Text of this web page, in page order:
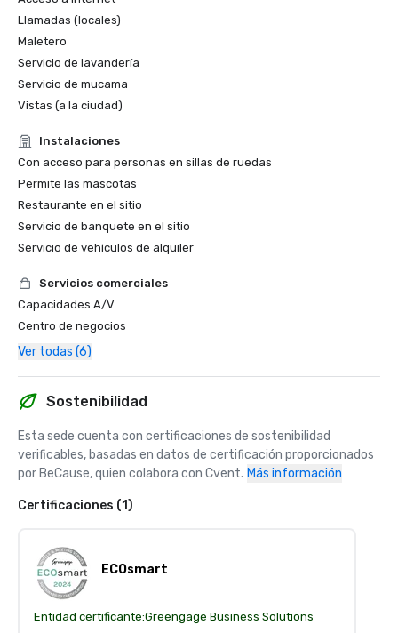
Llamadas (locales)
Maletero
Servicio de lavandería
Servicio de mucama
Vistas (a la ciudad)
Instalaciones
Con acceso para personas en sillas de ruedas
Permite las mascotas
Restaurante en el sitio
Servicio de banquete en el sitio
Servicio de vehículos de alquiler
Servicios comerciales
Capacidades A/V
Centro de negocios
Ver todas (6)
Sostenibilidad
Esta sede cuenta con certificaciones de sostenibilidad
verificables, basadas en datos de certificación proporcionados
por BeCause, quien colabora con Cvent. Más información
Certificaciones (1)
ECOsmart
Entidad certificante:Greengage Business Solutions